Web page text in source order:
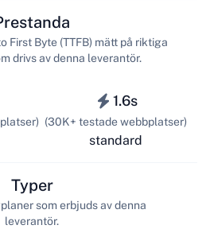
First Byte (TTFB) mätt på riktiga
drivs av denna leverantör.
1.6s
(30K+ testade webbplatser)
standard
Typer
som erbjuds av denna
leverantör.